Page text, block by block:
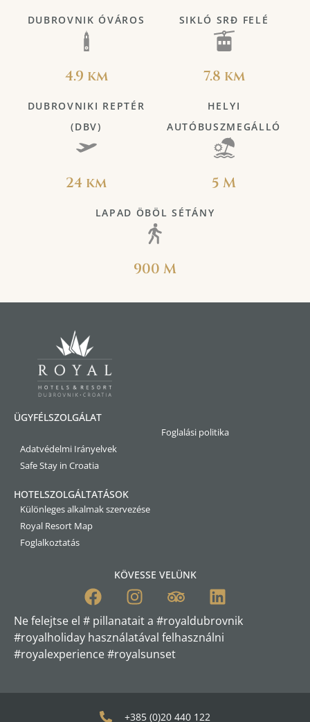
DUBROVNIK ÓVÁROS
4.9 km
SIKLÓ SRĐ FELÉ
7.8 km
DUBROVNIKI REPTÉR
(DBV)
24 km
HELYI
AUTÓBUSZMEGÁLLÓ
5 M
LAPAD ÖBÖL SÉTÁNY
900 M
ÜGYFÉLSZOLGÁLAT
Foglalási politika
Adatvédelmi Irányelvek
Safe Stay in Croatia
HOTELSZOLGÁLTATÁSOK
Különleges alkalmak szervezése
Royal Resort Map
Foglalkoztatás
KÖVESSE VELÜNK
Ne felejtse el # pillanatait a #royaldubrovnik
#royalholiday használatával felhasználni
#royalexperience #royalsunset
+385 (0)20 440 122